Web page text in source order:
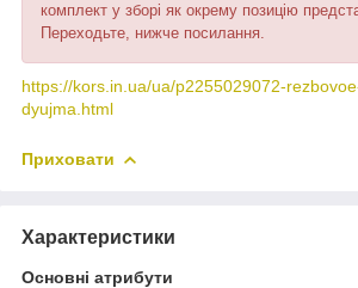
комплект у зборі як окрему позицію
Переходьте, нижче посилання.
https://kors.in.ua/ua/p2255029072-
dyujma.html
Приховати
Характеристики
Основні атрибути